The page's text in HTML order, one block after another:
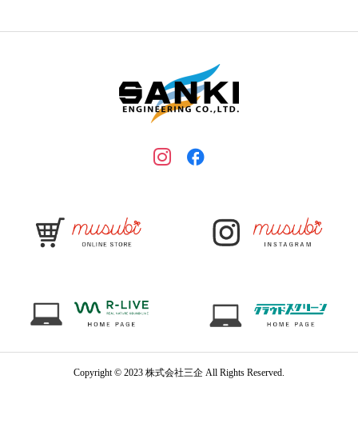
Copyright © 2023 株式会社三企 All Rights Reserved.